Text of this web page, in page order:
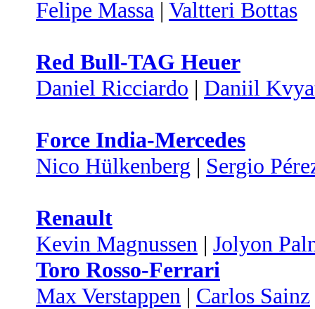
Felipe Massa | Valtteri Bottas
Red Bull-TAG Heuer
Daniel Ricciardo | Daniil
Force India-Mercedes
Nico Hülkenberg | Sergio
Renault
Kevin Magnussen | Jolyon
Toro Rosso-Ferrari
Max Verstappen | Carlos Sainz